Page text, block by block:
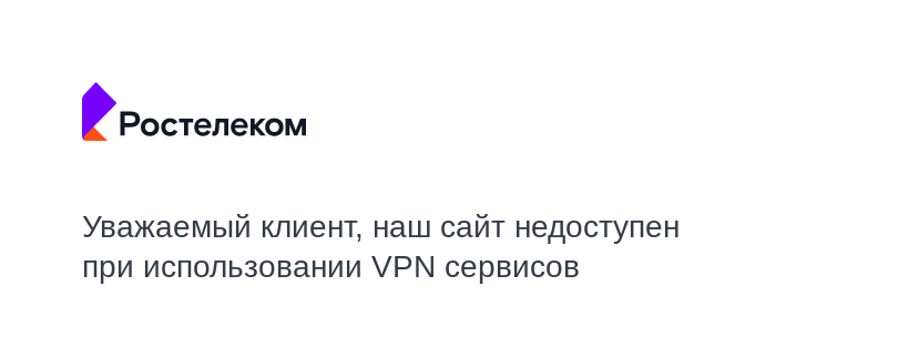
Уважаемый клиент, наш сайт недоступен
при использовании VPN сервисов